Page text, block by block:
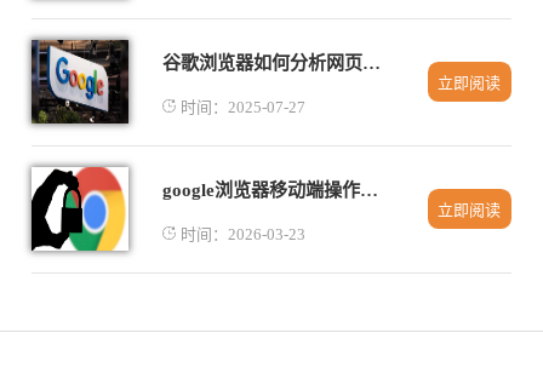
谷歌浏览器如何分析网页性能
时间：2025-07-27
立即阅读
google浏览器移动端操作快捷技巧与经验教程
时间：2026-03-23
立即阅读